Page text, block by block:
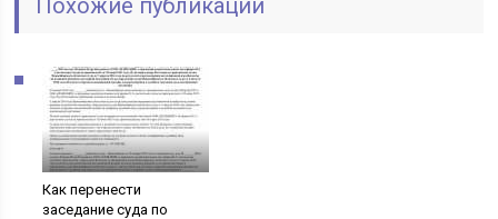
Как перенести
заседание суда по